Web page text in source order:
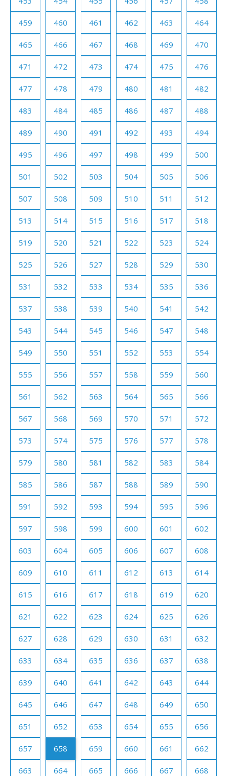
459 460 461 462 463 464
465 466 467 468 469 470
471 472 473 474 475 476
477 478 479 480 481 482
483 484 485 486 487 488
489 490 491 492 493 494
495 496 497 498 499 500
501 502 503 504 505 506
507 508 509 510 511 512
513 514 515 516 517 518
519 520 521 522 523 524
525 526 527 528 529 530
531 532 533 534 535 536
537 538 539 540 541 542
543 544 545 546 547 548
549 550 551 552 553 554
555 556 557 558 559 560
561 562 563 564 565 566
567 568 569 570 571 572
573 574 575 576 577 578
579 580 581 582 583 584
585 586 587 588 589 590
591 592 593 594 595 596
597 598 599 600 601 602
603 604 605 606 607 608
609 610 611 612 613 614
615 616 617 618 619 620
621 622 623 624 625 626
627 628 629 630 631 632
633 634 635 636 637 638
639 640 641 642 643 644
645 646 647 648 649 650
651 652 653 654 655 656
657 658 659 660 661 662
663 664 665 666 667 668